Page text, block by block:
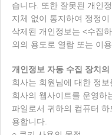
습니다. 또한 잘못된 개인
지체 없이 통지하여 정정
삭제된 개인정보는 <수집
외의 용도로 열람 또는 이
개인정보 자동 수집 장치
회사는 회원님에 대한 정
회사의 웹사이트를 운영하
파일로서 귀하의 컴퓨터
용합니다.